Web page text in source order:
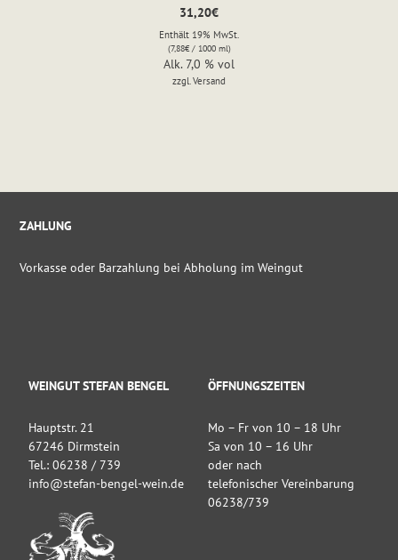
31,20€
Enthält 19% MwSt.
(7,88€/ 1000 ml)
Alk. 7,0 % vol
zzgl.Versand
ZAHLUNG
Vorkasse oder Barzahlung bei Abholung im Weingut
WEINGUT STEFAN BENGEL
Hauptstr. 21
67246 Dirmstein
Tel.: 06238 / 739
info@stefan-bengel-wein.de
ÖFFNUNGSZEITEN
Mo – Fr von 10 – 18 Uhr
Sa von 10 – 16 Uhr
oder nach
telefonischer Vereinbarung
06238/739